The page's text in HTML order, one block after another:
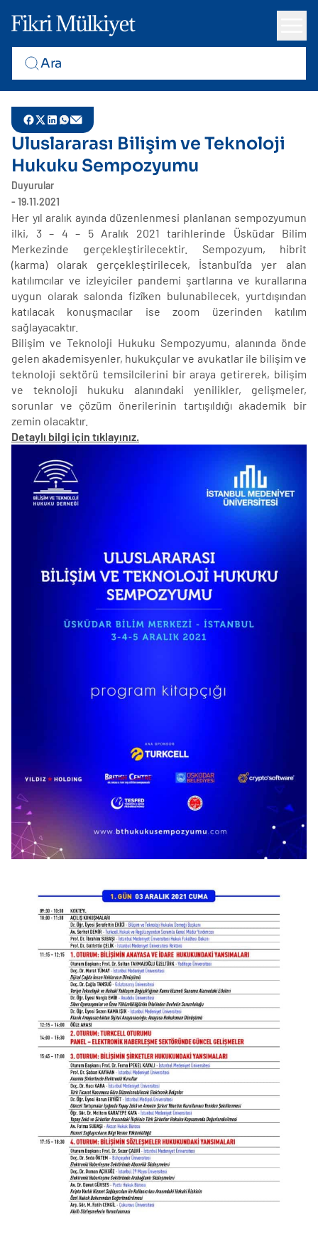
Uluslararası Bilişim ve Teknoloji
Hukuku Sempozyumu
Duyurular
- 19.11.2021
Her yıl aralık ayında düzenlenmesi planlanan sempozyumun
ilki, 3 – 4 – 5 Aralık 2021 tarihlerinde Üsküdar Bilim
Merkezinde gerçekleştirilecektir. Sempozyum, hibrit
(karma) olarak gerçekleştirilecek, İstanbul’da yer alan
katılımcılar ve izleyiciler pandemi şartlarına ve kurallarına
uygun olarak salonda fizîken bulunabilecek, yurtdışından
katılacak konuşmacılar ise zoom üzerinden katılım
sağlayacaktır.
Bilişim ve Teknoloji Hukuku Sempozyumu, alanında önde
gelen akademisyenler, hukukçular ve avukatlar ile bilişim ve
teknoloji sektörü temsilcilerini bir araya getirerek, bilişim
ve teknoloji hukuku alanındaki yenilikler, gelişmeler,
sorunlar ve çözüm önerilerinin tartışıldığı akademik bir
zemin olacaktır.
Detaylı bilgi için tıklayınız.